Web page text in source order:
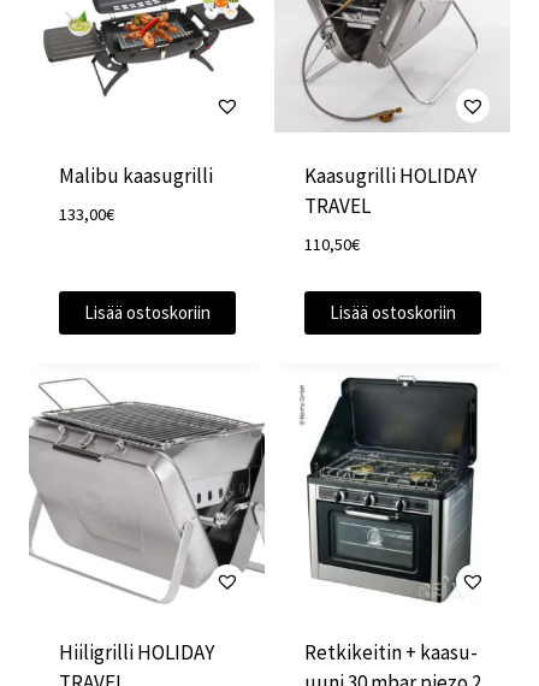
Malibu kaasugrilli
133,00€
Lisää ostoskoriin
Kaasugrilli HOLIDAY
TRAVEL
110,50€
Lisää ostoskoriin
Hiiligrilli HOLIDAY
Retkikeitin + kaasu-